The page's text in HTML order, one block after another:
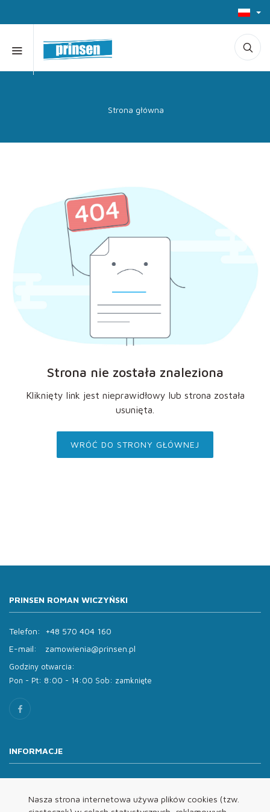
Nasza strona internetowa używa plików cookies (tzw.
Strona główna
Strona nie została znaleziona
Kliknięty link jest nieprawidłowy lub strona została
usunięta.
WRÓĆ DO STRONY GŁÓWNEJ
PRINSEN ROMAN WICZYŃSKI
Telefon:
+48 570 404 160
E-mail:
zamowienia@prinsen.pl
Godziny otwarcia:
Pon - Pt: 8:00 - 14:00 Sob: zamknięte
INFORMACJE
Oferta